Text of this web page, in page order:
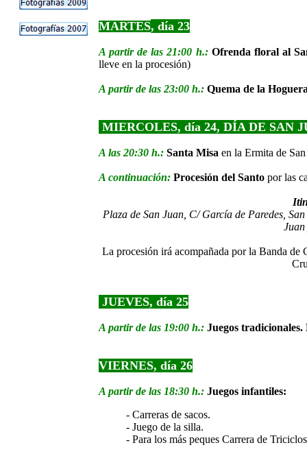
MARTES, día 23
A partir de las 21:00 h.: Ofrenda floral al
lleve en la procesión)
A partir de las 23:00 h.: Quema de la
MIERCOLES, día 24, DÍA DE SAN
A las 20:30 h.: Santa Misa en la Ermita de
A continuación: Procesión del Santo por las
Plaza de San Juan, C/ García de Paredes,
La procesión irá acompañada por la Banda de
JUEVES, día 25
A partir de las 19:00 h.: Juegos
VIERNES, día 26
A partir de las 18:30 h.: Juegos infantiles:
- Carreras de sacos.
- Juego de la silla.
- Para los más peques Carrera de